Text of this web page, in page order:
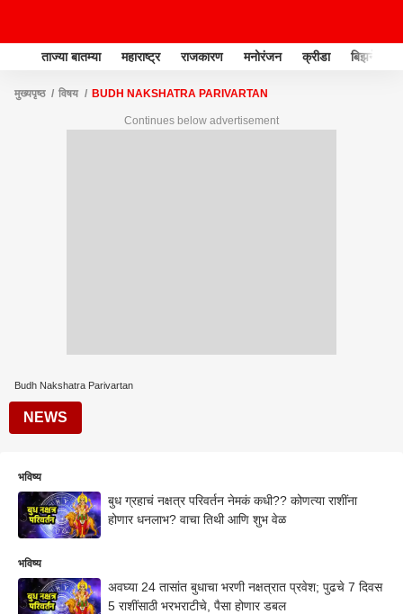
ताज्या बातम्या महाराष्ट्र राजकारण मनोरंजन क्रीडा बिझनेस
मुख्यपृष्ठ विषय BUDH NAKSHATRA PARIVARTAN
Continues below advertisement
Budh Nakshatra Parivartan
NEWS
भविष्य
बुध ग्रहाचं नक्षत्र परिवर्तन नेमकं कधी?? कोणत्या राशींना
होणार धनलाभ? वाचा तिथी आणि शुभ वेळ
भविष्य
अवघ्या 24 तासांत बुधाचा भरणी नक्षत्रात प्रवेश; पुढचे 7 दिवस
5 राशींसाठी भरभराटीचे, पैसा होणार डबल